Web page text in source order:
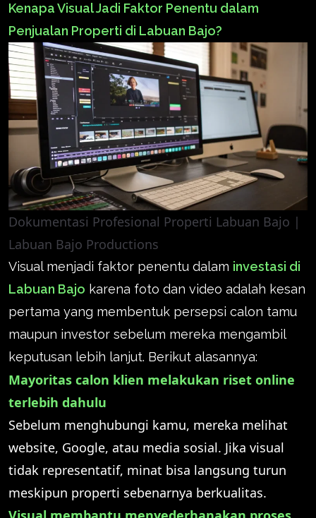
Kenapa Visual Jadi Faktor Penentu dalam
Penjualan Properti di Labuan Bajo?
Dokumentasi Profesional Properti Labuan Bajo |
Labuan Bajo Productions
Visual menjadi faktor penentu dalam investasi di
Labuan Bajo karena foto dan video adalah kesan
pertama yang membentuk persepsi calon tamu
maupun investor sebelum mereka mengambil
keputusan lebih lanjut. Berikut alasannya:
Mayoritas calon klien melakukan riset online
terlebih dahulu
Sebelum menghubungi kamu, mereka melihat
website, Google, atau media sosial. Jika visual
tidak representatif, minat bisa langsung turun
meskipun properti sebenarnya berkualitas.